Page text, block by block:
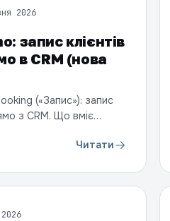
2026
запис клієнтів
в CRM (нова
(«Запис»): запис
з CRM. Що вміє
як створити запис і як
Читати